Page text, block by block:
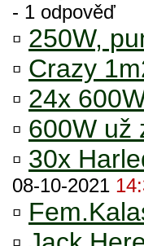
- 1 odpověď
▫ 250W,
▫ Crazy
▫ 24x
▫ 600W už
▫ 30x
08-10-2021
▫